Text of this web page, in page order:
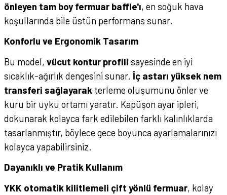
önleyen tam boy fermuar baffle'ı, en soğuk hava
koşullarında bile üstün performans sunar.
Konforlu ve Ergonomik Tasarım
Bu model, vücut kontur profili sayesinde en iyi
sıcaklık-ağırlık dengesini sunar. İç astarı yüksek nem
transferi sağlayarak terleme oluşumunu önler ve
kuru bir uyku ortamı yaratır. Kapüşon ayar ipleri,
dokunarak kolayca fark edilebilen farklı kalınlıklarda
tasarlanmıştır, böylece gece boyunca ayarlamalarınızı
kolayca yapabilirsiniz.
Dayanıklı ve Pratik Kullanım
YKK otomatik kilitlemeli çift yönlü fermuar, kolay